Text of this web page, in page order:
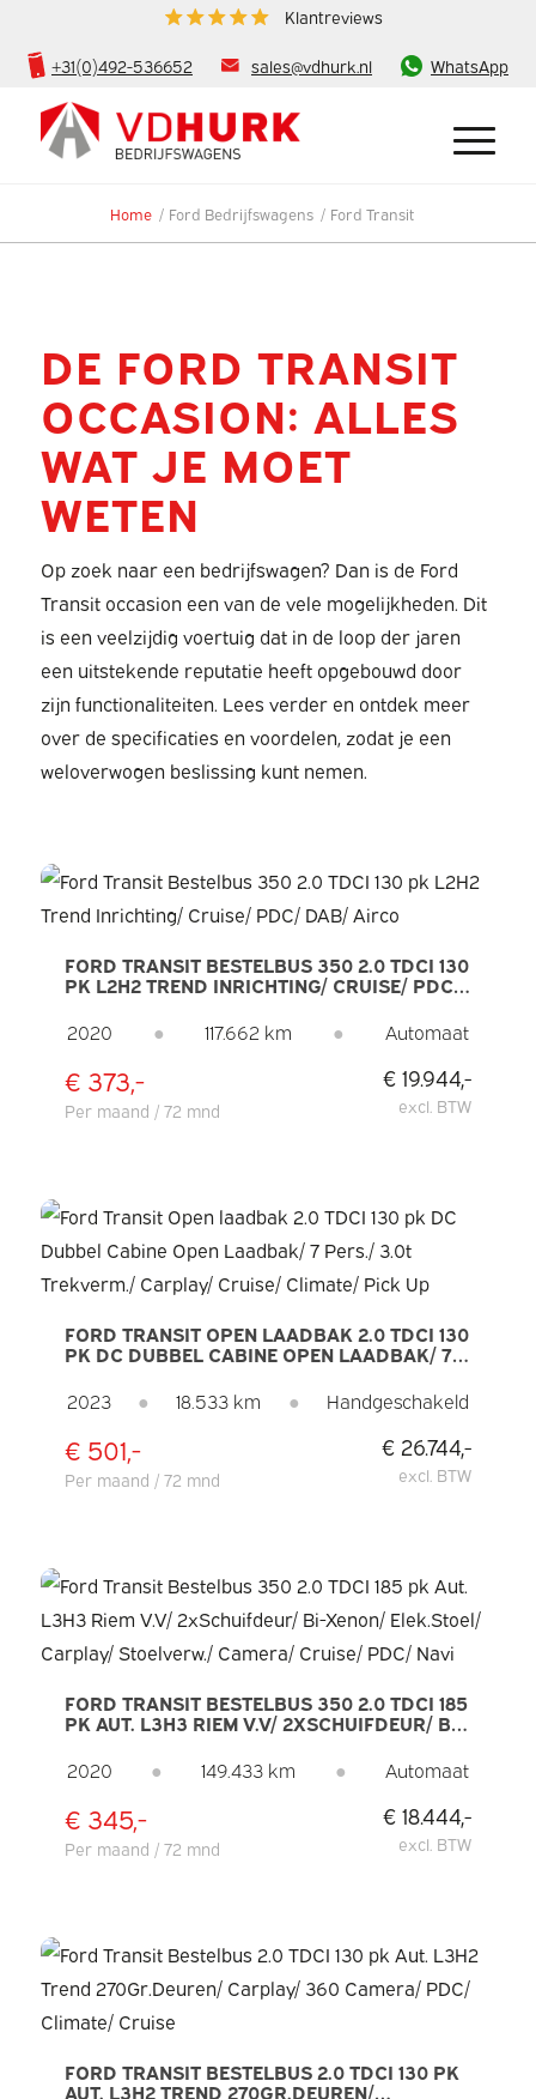
Klantreviews
+31(0)492-536652 sales@vdhurk.nl WhatsApp
Home / Ford Bedrijfswagens / Ford Transit
DE FORD TRANSIT
OCCASION: ALLES
WAT JE MOET
WETEN
Op zoek naar een bedrijfswagen? Dan is de Ford
Transit occasion een van de vele mogelijkheden. Dit
is een veelzijdig voertuig dat in de loop der jaren
een uitstekende reputatie heeft opgebouwd door
zijn functionaliteiten. Lees verder en ontdek meer
over de specificaties en voordelen, zodat je een
weloverwogen beslissing kunt nemen.
FORD TRANSIT BESTELBUS 350 2.0 TDCI 130
PK L2H2 TREND INRICHTING/ CRUISE/ PDC/
2020
● 117.662 km ● Automaat
€ 373,-
Per maand / 72 mnd
€ 19.944,-
excl. BTW
FORD TRANSIT OPEN LAADBAK 2.0 TDCI 130
PK DC DUBBEL CABINE OPEN LAADBAK/ 7
PERS./ 3.0T TREKVERM./ CARPLAY/ CRUISE/
CLIMATE/ PICK UP
2023 ● 18.533 km ● Handgeschakeld
€ 501,-
Per maand / 72 mnd
€ 26.744,-
excl. BTW
FORD TRANSIT BESTELBUS 350 2.0 TDCI 185
PK AUT. L3H3 RIEM V.V/ 2XSCHUIFDEUR/ BI-
XENON/ ELEK.STOEL/ CARPLAY/
STOELVERW./ CAMERA/ CRUISE/ PDC/ NAVI
2020 ● 149.433 km ● Automaat
€ 345,-
Per maand / 72 mnd
€ 18.444,-
excl. BTW
FORD TRANSIT BESTELBUS 2.0 TDCI 130 PK
AUT. L3H2 TREND 270GR.DEUREN/